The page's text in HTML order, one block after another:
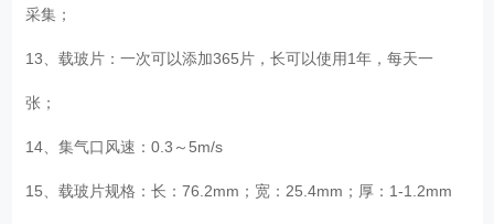
采集；
13、载玻片：一次可以添加365片，长可以使用1年，每天一
张；
14、集气口风速：0.3～5m/s
15、载玻片规格：长：76.2mm；宽：25.4mm；厚：1-1.2mm